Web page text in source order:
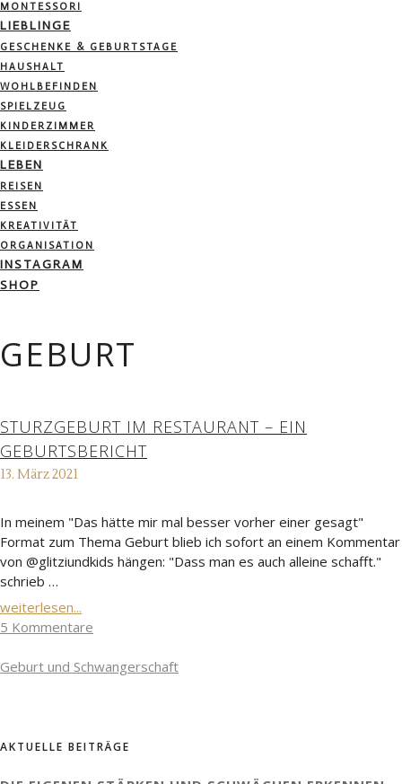
MONTESSORI
LIEBLINGE
GESCHENKE & GEBURTSTAGE
HAUSHALT
WOHLBEFINDEN
SPIELZEUG
KINDERZIMMER
KLEIDERSCHRANK
LEBEN
REISEN
ESSEN
KREATIVITÄT
ORGANISATION
INSTAGRAM
SHOP
GEBURT
STURZGEBURT IM RESTAURANT – EIN
GEBURTSBERICHT
13. März 2021
In meinem "Das hätte mir mal besser vorher einer gesagt"
Format zum Thema Geburt blieb ich sofort an einem Kommentar
von @glitziundkids hängen: "Dass man es auch alleine schafft."
schrieb …
weiterlesen...
5 Kommentare
Geburt und Schwangerschaft
AKTUELLE BEITRÄGE